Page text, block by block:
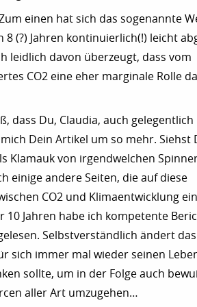
einen hat sich das sogenannte
8 (?) Jahren kontinuierlich(!) leicht
leidlich davon überzeugt, dass vom
CO2 eine eher marginale Rolle
dass Du, Claudia, auch gelegentlich
Dein Artikel um so mehr. Siehst
Klamauk von irgendwelchen
einige andere Seiten, die auf diese
CO2 und Klimaentwicklung
10 Jahren habe ich kompetente
Selbstverständlich ändert
sich immer mal wieder seinen
sollte, um in der Folge auch
aller Art umzugehen…